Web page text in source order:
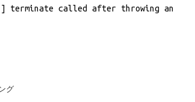
terminate called after throwing an
グ